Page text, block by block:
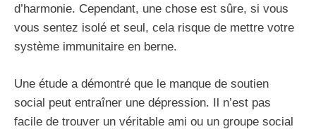
d’harmonie. Cependant, une chose est sûre, si vous
vous sentez isolé et seul, cela risque de mettre votre
système immunitaire en berne.
Une étude a démontré que le manque de soutien
social peut entraîner une dépression. Il n’est pas
facile de trouver un véritable ami ou un groupe social